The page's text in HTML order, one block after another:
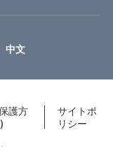
中文
護方
サイトポ
リシー